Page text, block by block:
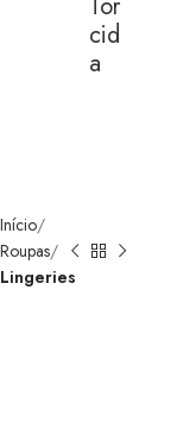
Início
Roupas
Lingeries
Cid
A